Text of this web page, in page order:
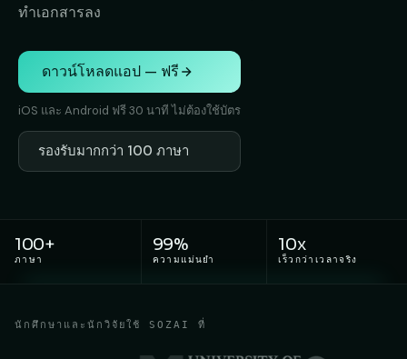
ทำเอกสารลง
ดาวน์โหลดแอป — ฟรี
iOS และ Android ฟรี 30 นาที ไม่ต้องใช้บัตร
รองรับมากกว่า 100 ภาษา
100+
ภาษา
99%
ความแม่นยำ
10x
เร็วกว่าเวลาจริง
นักศึกษาและนักวิจัยใช้ SOZAI ที่